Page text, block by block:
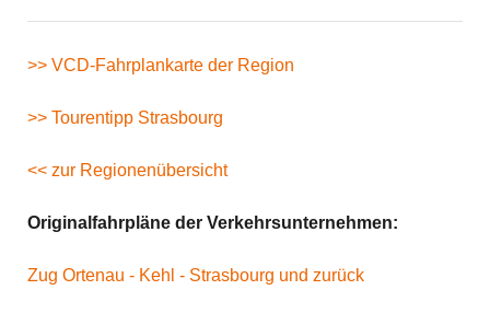
>> VCD-Fahrplankarte der Region
>> Tourentipp Strasbourg
<< zur Regionenübersicht
Originalfahrpläne der Verkehrsunternehmen:
Zug Ortenau - Kehl - Strasbourg und zurück